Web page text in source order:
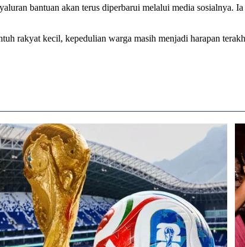
bantuan akan terus diperbarui melalui media sosialnya.
rakyat kecil, kepedulian warga masih menjadi harapan